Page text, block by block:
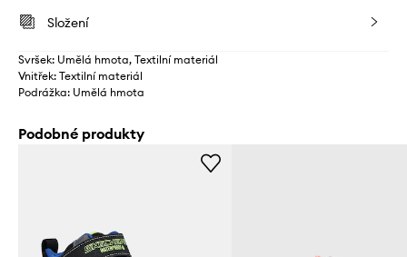
Složení
Svršek: Umělá hmota, Textilní materiál
Vnitřek: Textilní materiál
Podrážka: Umělá hmota
Podobné produkty